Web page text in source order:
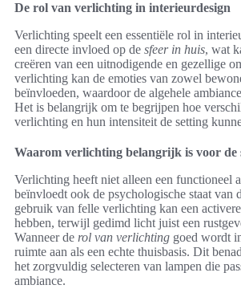
De rol van verlichting in interieurdesign
Verlichting speelt een essentiële rol in
een directe invloed op de sfeer in huis, wat
creëren van een uitnodigende en gezellige
verlichting kan de emoties van zowel
beïnvloeden, waardoor de algehele
Het is belangrijk om te begrijpen hoe
verlichting en hun intensiteit de setting
Waarom verlichting belangrijk is voor de
Verlichting heeft niet alleen een functioneel
beïnvloedt ook de psychologische staat van
gebruik van felle verlichting kan een
hebben, terwijl gedimd licht juist een
Wanneer de rol van verlichting goed wordt
ruimte aan als een echte thuisbasis. Dit
het zorgvuldig selecteren van lampen die
ambiance.